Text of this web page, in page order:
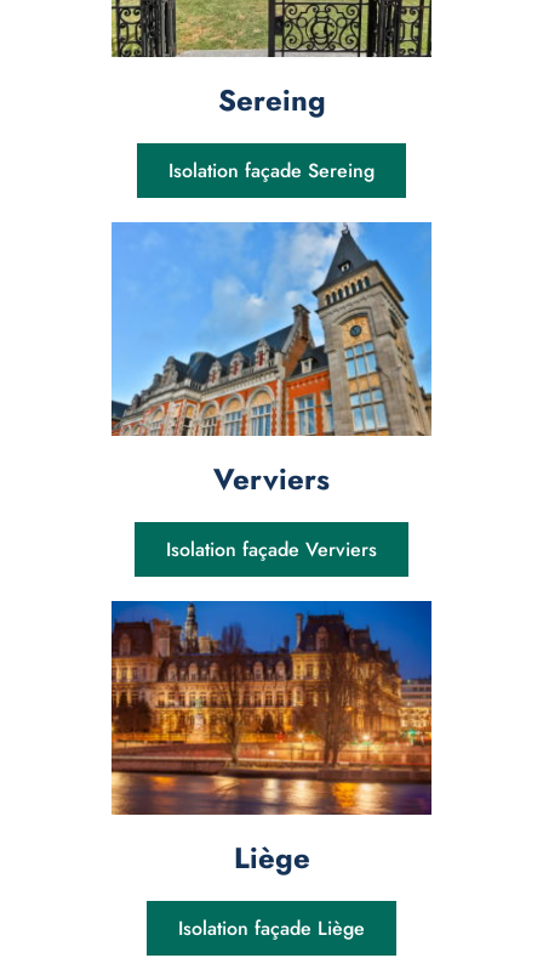
Sereing
Isolation façade Sereing
Verviers
Isolation façade Verviers
Liège
Isolation façade Liège